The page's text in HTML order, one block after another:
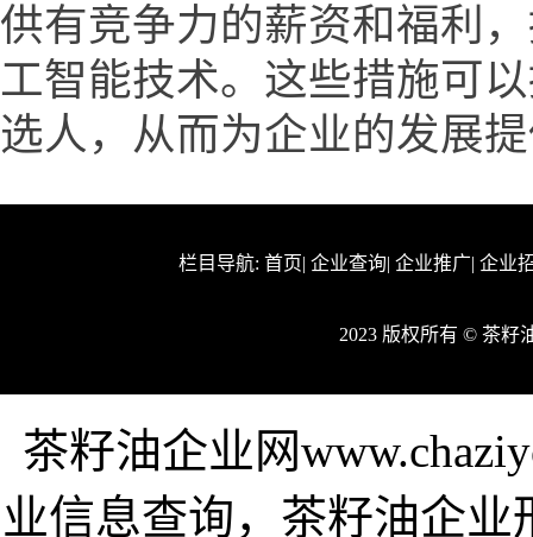
供有竞争力的薪资和福利
工智能技术。这些措施可
选人，从而为企业的发展
栏目导航: 首页| 企业查询| 企业推广| 企业
2023 版权所有 © 茶籽
茶籽油企业网
业信息查询，茶籽油企